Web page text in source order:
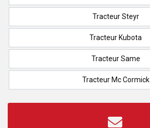
Tracteur Steyr
Tracteur Kubota
Tracteur Same
Tracteur Mc Cormick